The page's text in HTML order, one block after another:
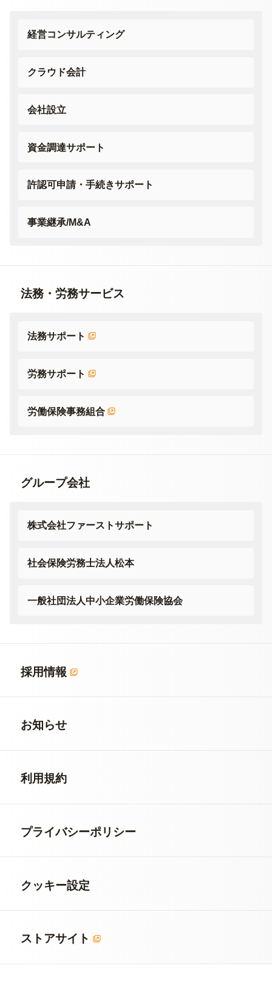
経営コンサルティング
クラウド会計
会社設立
資金調達サポート
許認可申請・手続きサポート
事業継承/M&A
法務・労務サービス
法務サポート
労務サポート
労働保険事務組合
グループ会社
株式会社ファーストサポート
社会保険労務士法人松本
一般社団法人中小企業労働保険協会
採用情報
お知らせ
利用規約
プライバシーポリシー
クッキー設定
ストアサイト